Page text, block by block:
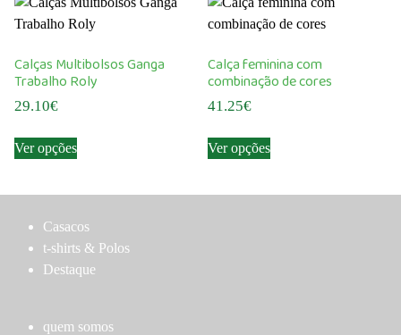
variants.
The
may
on
the
Calças Multibolsos Ganga
Trabalho Roly
29.10€
Ver opçõesproduct
multiple
The
chosen
Calça feminina com
combinação de cores
41.25€
Ver opçõesproduct
multiple
Casacos
t-shirts & Polos
Destaque
quem somos